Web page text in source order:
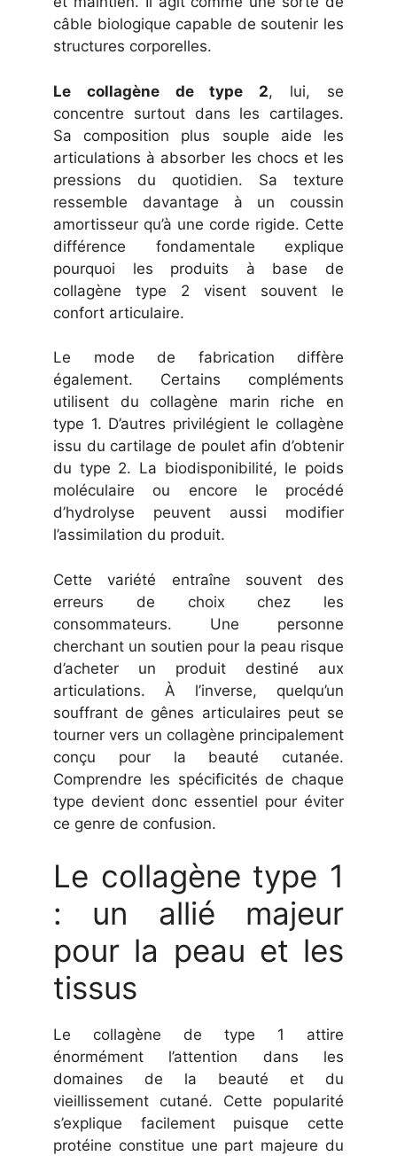
câble biologique capable de soutenir les
structures corporelles.
Le collagène de type 2, lui, se
concentre surtout dans les cartilages.
Sa composition plus souple aide les
articulations à absorber les chocs et les
pressions du quotidien. Sa texture
ressemble davantage à un coussin
amortisseur qu’à une corde rigide. Cette
différence fondamentale explique
pourquoi les produits à base de
collagène type 2 visent souvent le
confort articulaire.
Le mode de fabrication diffère
également. Certains compléments
utilisent du collagène marin riche en
type 1. D’autres privilégient le collagène
issu du cartilage de poulet afin d’obtenir
du type 2. La biodisponibilité, le poids
moléculaire ou encore le procédé
d’hydrolyse peuvent aussi modifier
l’assimilation du produit.
Cette variété entraîne souvent des
erreurs de choix chez les
consommateurs. Une personne
cherchant un soutien pour la peau risque
d’acheter un produit destiné aux
articulations. À l’inverse, quelqu’un
souffrant de gênes articulaires peut se
tourner vers un collagène principalement
conçu pour la beauté cutanée.
Comprendre les spécificités de chaque
type devient donc essentiel pour éviter
ce genre de confusion.
Le collagène type 1
: un allié majeur
pour la peau et les
tissus
Le collagène de type 1 attire
énormément l’attention dans les
domaines de la beauté et du
vieillissement cutané. Cette popularité
s’explique facilement puisque cette
protéine constitue une part majeure du